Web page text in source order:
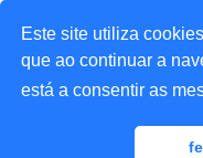
Este site utiliza
que ao continuar a
está a consentir as